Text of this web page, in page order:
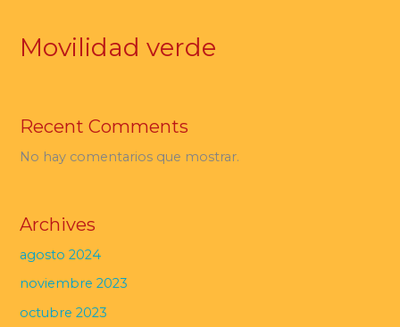
Movilidad verde
Recent Comments
No hay comentarios que mostrar.
Archives
agosto 2024
noviembre 2023
octubre 2023